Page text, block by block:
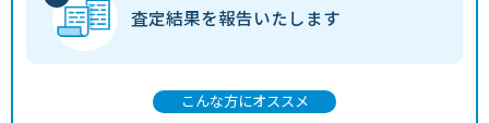
査定結果を報告いたします
こんな方にオススメ